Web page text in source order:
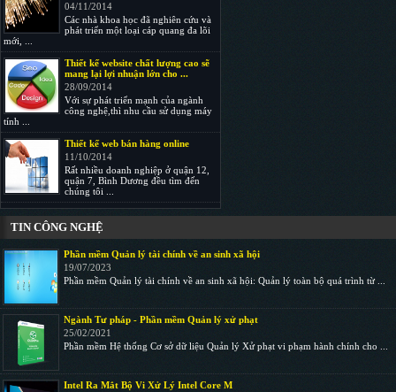
04/11/2014
Các nhà khoa học đã nghiên cứu và
phát triển một loại cáp quang đa lõi
mới, ...
Thiết kế website chất lượng cao sẽ
mang lại lợi nhuận lớn cho ...
28/09/2014
Với sự phát triển mạnh của ngành
công nghệ,thì nhu cầu sử dụng máy
tính ...
Thiết kế web bán hàng online
11/10/2014
Rất nhiều doanh nghiệp ở quận 12,
quận 7, Bình Dương đều tìm đến
chúng tôi ...
TIN CÔNG NGHỆ
Phần mềm Quản lý tài chính về an sinh xã hội
19/07/2023
Phần mềm Quản lý tài chính về an sinh xã hội: Quản lý toàn bộ quá trình từ ...
Ngành Tư pháp - Phần mềm Quản lý xử phạt
25/02/2021
Phần mềm Hệ thống Cơ sở dữ liệu Quản lý Xử phạt vi phạm hành chính cho ...
Intel Ra Mắt Bộ Vi Xử Lý Intel Core M